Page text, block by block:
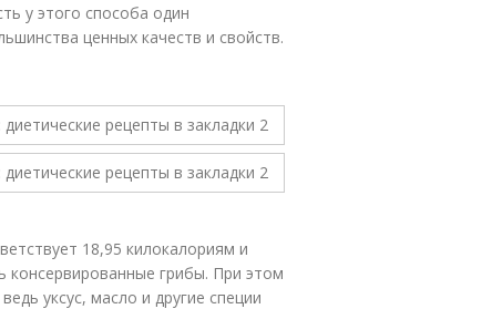
у этого способа один
ценных качеств и свойств.
18,95 килокалориям и
консервированные грибы. При этом
уксус, масло и другие специи